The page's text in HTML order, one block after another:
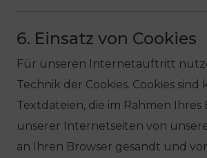
6. Einsatz von Cookies
Für unseren Internetauftritt
Technik der Cookies. Cookies sind
Textdateien, die im Rahmen Ihres
unserer Internetseiten von
an Ihren Browser gesandt und